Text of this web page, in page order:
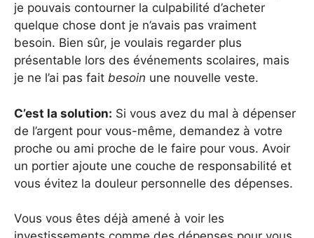
je pouvais contourner la culpabilité d’acheter
quelque chose dont je n’avais pas vraiment
besoin. Bien sûr, je voulais regarder plus
présentable lors des événements scolaires, mais
je ne l’ai pas fait besoin une nouvelle veste.
C’est la solution: Si vous avez du mal à dépenser
de l’argent pour vous-même, demandez à votre
proche ou ami proche de le faire pour vous. Avoir
un portier ajoute une couche de responsabilité et
vous évitez la douleur personnelle des dépenses.
Vous vous êtes déjà amené à voir les